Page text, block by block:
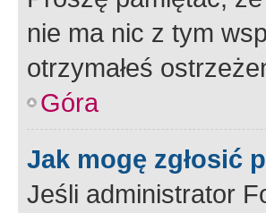
nie ma nic z tym
otrzymałeś
Góra
Jak mogę zgłosić
Jeśli administrator